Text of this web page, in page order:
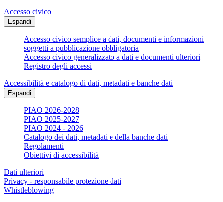
Accesso civico
Espandi
Accesso civico semplice a dati, documenti e informazioni
soggetti a pubblicazione obbligatoria
Accesso civico generalizzato a dati e documenti ulteriori
Registro degli accessi
Accessibilità e catalogo di dati, metadati e banche dati
Espandi
PIAO 2026-2028
PIAO 2025-2027
PIAO 2024 - 2026
Catalogo dei dati, metadati e della banche dati
Regolamenti
Obiettivi di accessibilità
Dati ulteriori
Privacy - responsabile protezione dati
Whistleblowing